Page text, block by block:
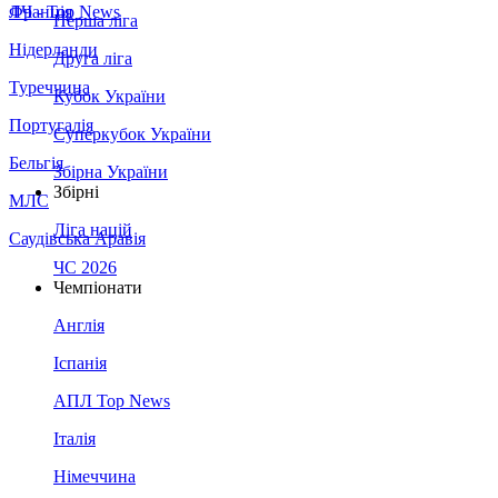
Франція
Нідерланди
Туреччина
Португалія
Бельгія
МЛС
Саудівська Аравія
ЛЧ - Top News
Перша ліга
Друга ліга
Кубок України
Суперкубок України
Збірна України
Збірні
Ліга націй
ЧС 2026
Чемпіонати
Англія
Іспанія
АПЛ Top News
Італія
Німеччина